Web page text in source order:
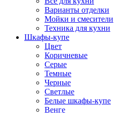
Варианты отделки
Мойки и смесители
Техника для кухни
Шкафы-купе
Цвет
Коричневые
Серые
Темные
Черные
Светлые
Белые шкафы-купе
Венге